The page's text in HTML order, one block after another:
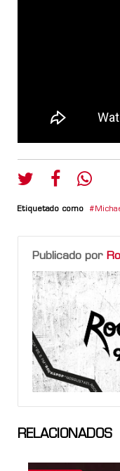
Etiquetado como
Publicado por
RELACIONADOS